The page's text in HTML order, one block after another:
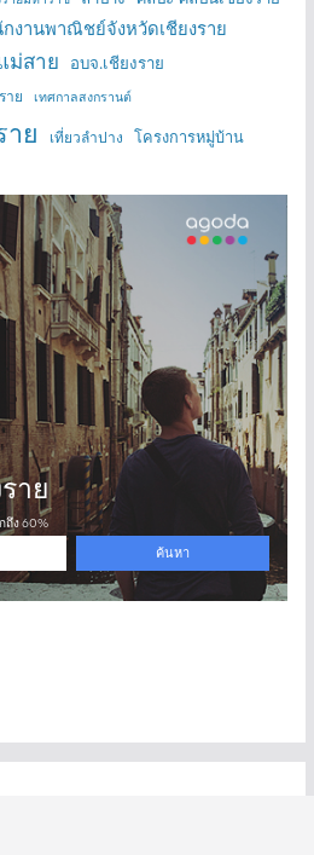
งานพาณิชย์จังหวัดเชียงราย
ม่สาย อบจ.เชียงราย
าย เทศกาลสงกรานต์
าย เที่ยวลำปาง โครงการหมู่บ้าน